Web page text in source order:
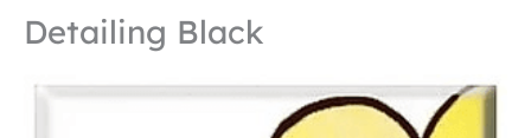
Detailing Black